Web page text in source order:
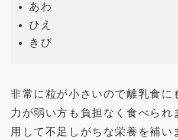
あわ
ひえ
きび
非常に粒が小さいので離乳食に
力が弱い方も負担なく食べられ
用して不足しがちな栄養を補い